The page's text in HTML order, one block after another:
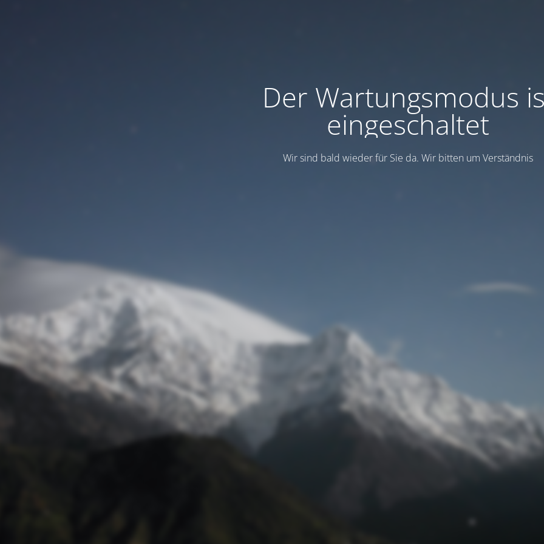
Der Wartungsmodus
eingeschaltet
Wir sind bald wieder für Sie da. Wir bitten um Verständnis